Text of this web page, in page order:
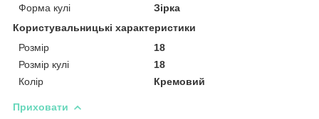
Форма кулі
Зірка
Користувальницькі характеристики
Розмір
18
Розмір кулі
18
Колір
Кремовий
Приховати